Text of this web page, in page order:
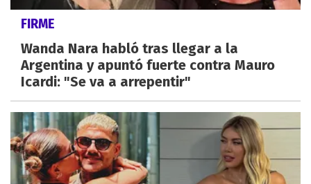
FIRME
Wanda Nara habló tras llegar a la
Argentina y apuntó fuerte contra Mauro
Icardi: "Se va a arrepentir"